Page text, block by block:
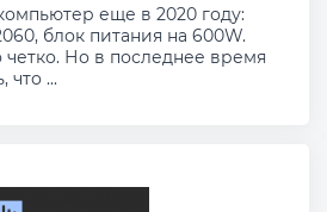
еще в 2020 году:
блок питания на 600W.
четко. Но в последнее время
что ...